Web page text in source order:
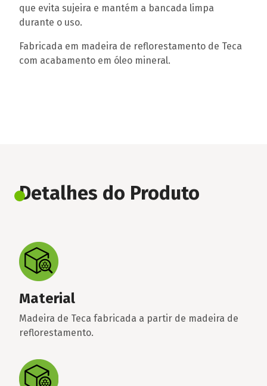
que evita sujeira e mantém a bancada limpa
durante o uso.
Fabricada em madeira de reflorestamento de Teca
com acabamento em óleo mineral.
Detalhes do Produto
Material
Madeira de Teca fabricada a partir de madeira de
reflorestamento.